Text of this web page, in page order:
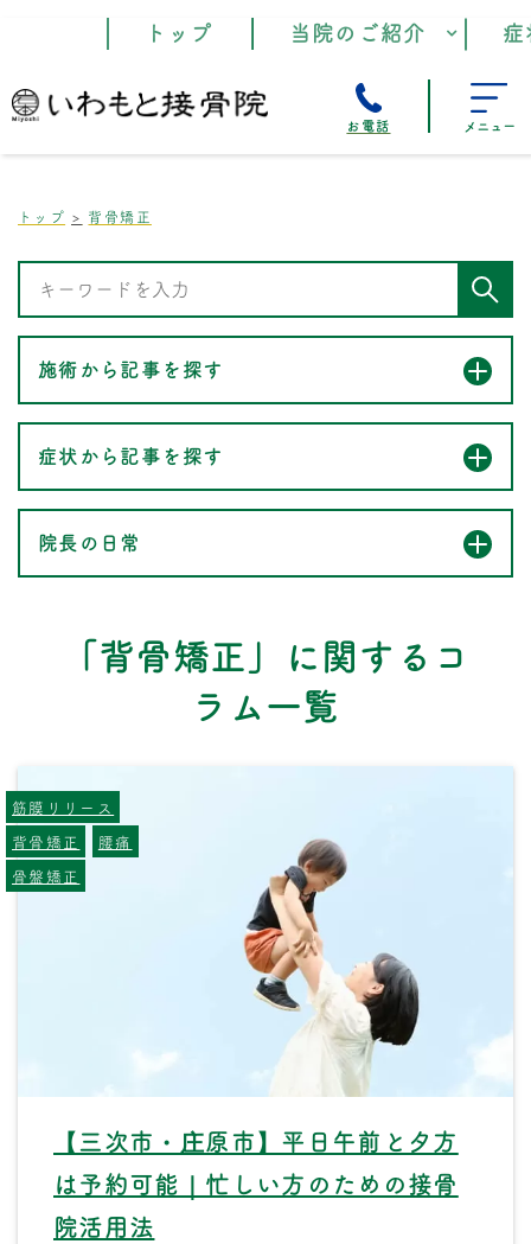
トップ 当院のご紹介
お電話 メニュー
トップ 背骨矯正
施術から記事を探す
症状から記事を探す
院長の日常
「背骨矯正」に関するコ
ラム一覧
【三次市・庄原市】平日午前と夕方
は予約可能｜忙しい方のための接骨
院活用法
筋膜リリース
背骨矯正
腰痛
骨盤矯正